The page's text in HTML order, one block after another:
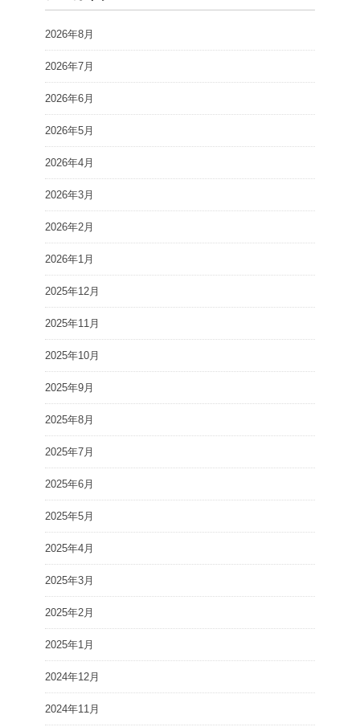
2026年8月
2026年7月
2026年6月
2026年5月
2026年4月
2026年3月
2026年2月
2026年1月
2025年12月
2025年11月
2025年10月
2025年9月
2025年8月
2025年7月
2025年6月
2025年5月
2025年4月
2025年3月
2025年2月
2025年1月
2024年12月
2024年11月